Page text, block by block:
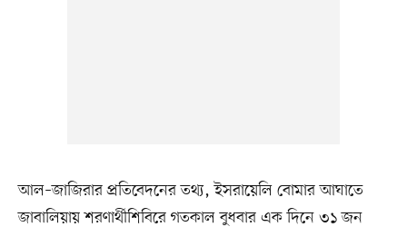
আল–জাজিরার প্রতিবেদনের তথ্য, ইসরায়েলি বোমার আঘাতে
জাবালিয়ায় শরণার্থীশিবিরে গতকাল বুধবার এক দিনে ৩১ জন